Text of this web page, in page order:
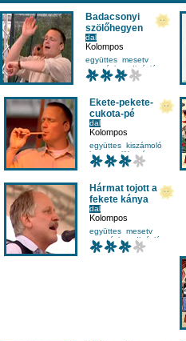
Badacsonyi
szölőhegyen
dal
Kolompos
együttes mesetv
mozgáskoordináció
népdal
Ekete-pekete-
cukota-pé
dal
Kolompos
együttes kiszámoló
koncert
lüktetés
Hármat tojott a
fekete kánya
dal
Kolompos
együttes mesetv
mozgáskoordináció
népdal